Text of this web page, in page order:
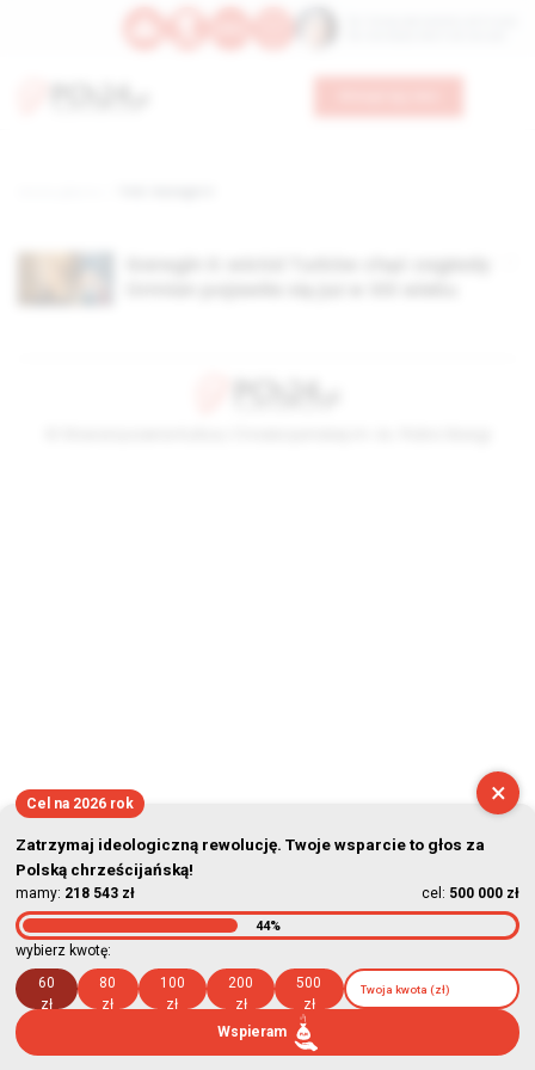
×
Cel na 2026 rok
Zatrzymaj ideologiczną rewolucję. Twoje wsparcie to głos za
Polską chrześcijańską!
mamy: 218 543 zł cel: 500 000 zł
44%
wybierz kwotę:
60
zł
80
zł
100
zł
200
zł
500
zł
Wspieram